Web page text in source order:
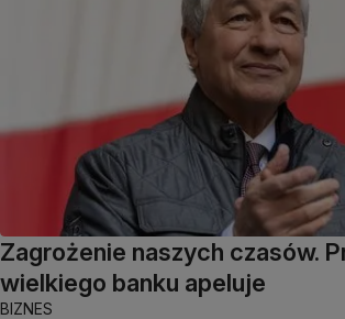
Zagrożenie naszych czasów.
wielkiego banku apeluje
BIZNES